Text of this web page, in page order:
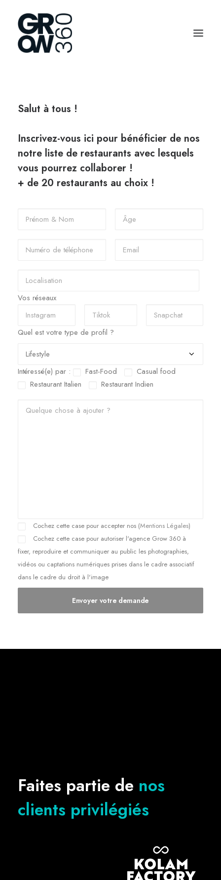
Salut à tous !
Inscrivez-vous ici pour bénéficier de nos
notre liste de restaurants avec lesquels
vous pourrez collaborer !
+ de 20 restaurants au choix !
Vos réseaux
Quel est votre type de profil ?
Intéressé(e) par : Fast-Food
Casual food
Restaurant Italien
Restaurant Indien
Cochez cette case pour accepter nos (Mentions Légales)
Cochez cette case pour autoriser l'agence Grow 360 à
fixer, reproduire et communiquer au public les photographies,
vidéos ou captations numériques prises dans le cadre associatif
dans le cadre du droit à l'image
Faites partie de nos
clients privilégiés